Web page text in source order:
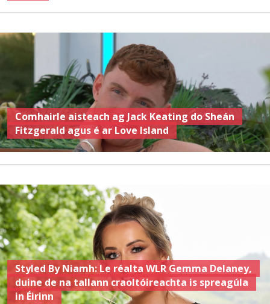
Comhairle aisteach ag Jack Keating do Sheán
Fitzgerald agus é ar Love Island
Styled By Niamh: Le réalta WLR Gemma Delaney,
duine de na tallann craoltóireachta is spreagúla
in Éirinn